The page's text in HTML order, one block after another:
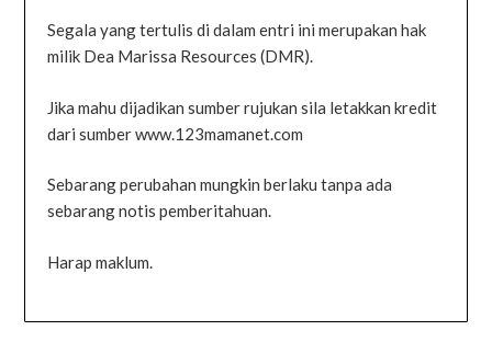
Segala yang tertulis di dalam entri ini merupakan hak
milik Dea Marissa Resources (DMR).
Jika mahu dijadikan sumber rujukan sila letakkan kredit
dari sumber www.123mamanet.com
Sebarang perubahan mungkin berlaku tanpa ada
sebarang notis pemberitahuan.
Harap maklum.